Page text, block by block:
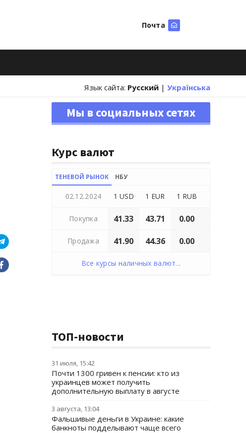
Почта
Язык сайта: Русский | Українська
Мы в социальных сетях
Курс валют
ТЕНЕВОЙ РЫНОК НБУ
02.12.2024 1 USD 1 EUR 1 RUB
Покупка 41.33 43.71 0.00
Продажа 41.90 44.36 0.00
Все курсы наличных валют...
ТОП-новости
31 июля, 15:42
Почти 1300 гривен к пенсии: кто из
украинцев может получить
дополнительную выплату в августе
3 августа, 13:04
Фальшивые деньги в Украине: какие
банкноты подделывают чаще всего